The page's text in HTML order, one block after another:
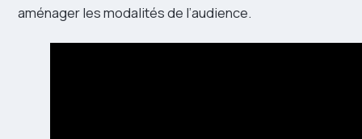
aménager les modalités de l’audience.